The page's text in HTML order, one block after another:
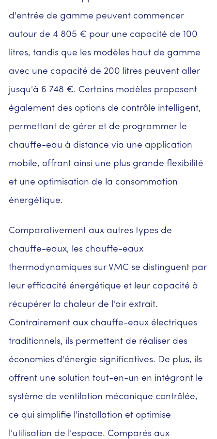
d'entrée de gamme peuvent commencer
autour de 4 805 € pour une capacité de 100
litres, tandis que les modèles haut de gamme
avec une capacité de 200 litres peuvent aller
jusqu'à 6 748 €. Certains modèles proposent
également des options de contrôle intelligent,
permettant de gérer et de programmer le
chauffe-eau à distance via une application
mobile, offrant ainsi une plus grande flexibilité
et une optimisation de la consommation
énergétique.
Comparativement aux autres types de
chauffe-eaux, les chauffe-eaux
thermodynamiques sur VMC se distinguent par
leur efficacité énergétique et leur capacité à
récupérer la chaleur de l'air extrait.
Contrairement aux chauffe-eaux électriques
traditionnels, ils permettent de réaliser des
économies d'énergie significatives. De plus, ils
offrent une solution tout-en-un en intégrant le
système de ventilation mécanique contrôlée,
ce qui simplifie l'installation et optimise
l'utilisation de l'espace. Comparés aux